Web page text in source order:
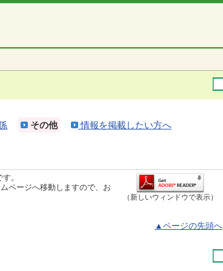
その他 情報を掲載したい方へ
。
ページへ移動しますので、お
（新しいウィンドウで表示）
▲ページの先頭へ